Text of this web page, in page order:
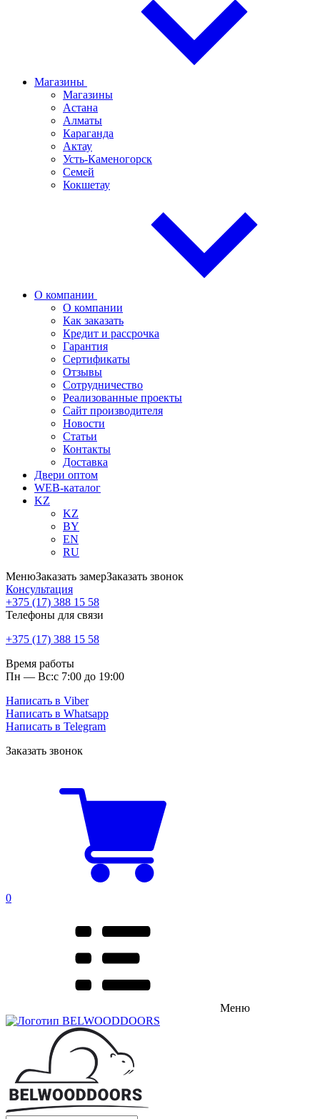
Магазины
Магазины
Астана
Алматы
Караганда
Актау
Усть-Каменогорск
Семей
Кокшетау
О компании
О компании
Как заказать
Кредит и рассрочка
Гарантия
Сертификаты
Отзывы
Сотрудничество
Реализованные проекты
Сайт производителя
Новости
Статьи
Контакты
Доставка
Двери оптом
WEB-каталог
KZ
KZ
BY
EN
RU
МенюЗаказать замерЗаказать звонок
Консультация
+375 (17) 388 15 58
Телефоны для связи
+375 (17) 388 15 58
Время работы
Пн — Вс:с 7:00 до 19:00
Написать в Viber
Написать в Whatsapp
Написать в Telegram
Заказать звонок
0
Меню